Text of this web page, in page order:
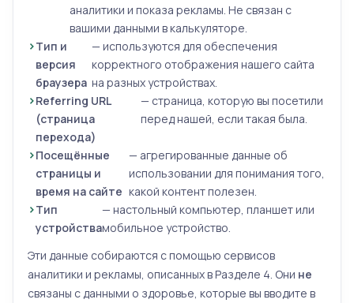
аналитики и показа рекламы. Не связан с
вашими данными в калькуляторе.
Тип и
версия
браузера
— используются для обеспечения
корректного отображения нашего сайта
на разных устройствах.
Referring URL
(страница
перехода)
— страница, которую вы посетили
перед нашей, если такая была.
Посещённые
страницы и
время на сайте
— агрегированные данные об
использовании для понимания того,
какой контент полезен.
Тип
устройства
— настольный компьютер, планшет или
мобильное устройство.
Эти данные собираются с помощью сервисов
аналитики и рекламы, описанных в Разделе 4. Они не
связаны с данными о здоровье, которые вы вводите в